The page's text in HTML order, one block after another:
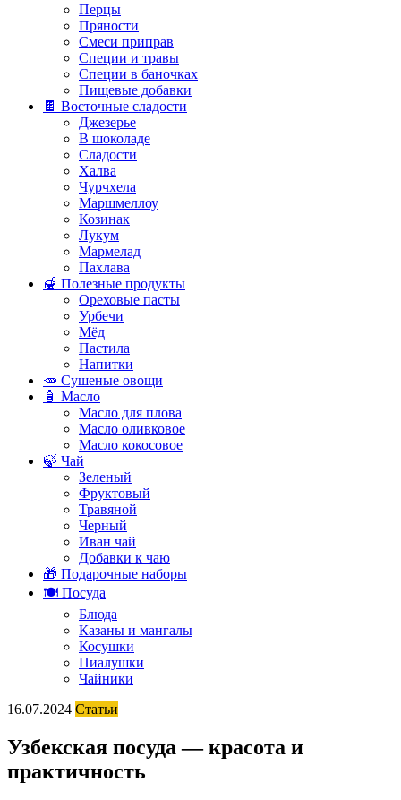
Перцы
Пряности
Смеси приправ
Специи и травы
Специи в баночках
Пищевые добавки
🍫 Восточные сладости
Джезерье
В шоколаде
Сладости
Халва
Чурчхела
Маршмеллоу
Козинак
Лукум
Мармелад
Пахлава
🍯 Полезные продукты
Ореховые пасты
Урбечи
Мёд
Пастила
Напитки
🥕 Сушеные овощи
🧴 Масло
Масло для плова
Масло оливковое
Масло кокосовое
🍃 Чай
Зеленый
Фруктовый
Травяной
Черный
Иван чай
Добавки к чаю
🎁 Подарочные наборы
🍽️ Посуда
Блюда
Казаны и мангалы
Косушки
Пиалушки
Чайники
16.07.2024 Статьи
Узбекская посуда — красота и
практичность